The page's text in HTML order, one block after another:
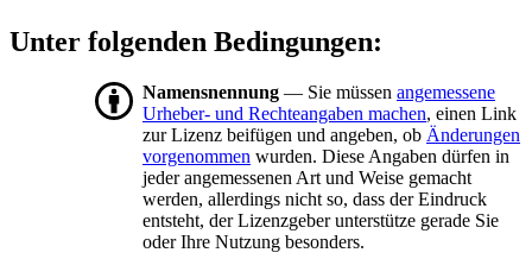
Unter folgenden Bedingungen:
Namensnennung — Sie müssen angemessene
Urheber- und Rechteangaben machen, einen Link
zur Lizenz beifügen und angeben, ob Änderungen
vorgenommen wurden. Diese Angaben dürfen in
jeder angemessenen Art und Weise gemacht
werden, allerdings nicht so, dass der Eindruck
entsteht, der Lizenzgeber unterstütze gerade Sie
oder Ihre Nutzung besonders.